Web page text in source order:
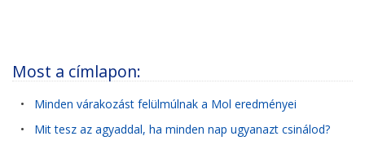
Most a címlapon:
• Minden várakozást felülmúlnak a Mol eredményei
• Mit tesz az agyaddal, ha minden nap ugyanazt csinálod?